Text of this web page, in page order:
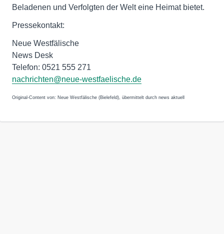
Beladenen und Verfolgten der Welt eine Heimat bietet.
Pressekontakt:
Neue Westfälische
News Desk
Telefon: 0521 555 271
nachrichten@neue-westfaelische.de
Original-Content von: Neue Westfälische (Bielefeld), übermittelt durch news aktuell